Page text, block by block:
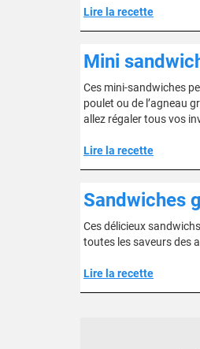
Lire la recette
Mini
Ces mini-sandwiches
poulet ou de l’agneau
allez régaler tous vos
Lire la recette
Sandwiches
Ces délicieux
toutes les saveurs des
Lire la recette